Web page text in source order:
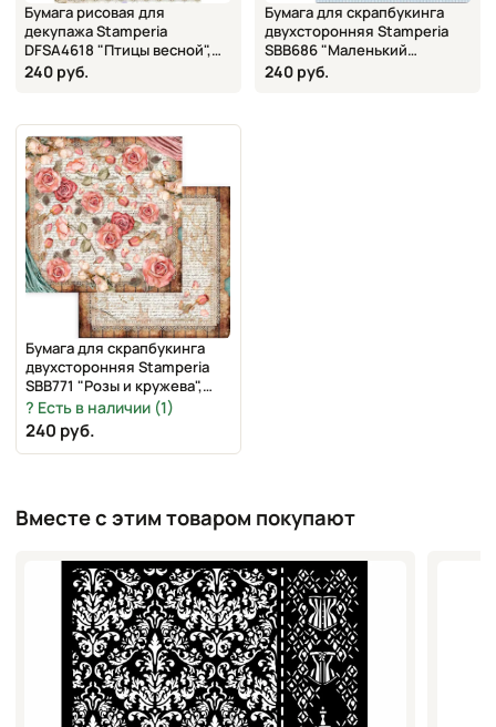
Бумага рисовая для
декупажа Stamperia
DFSA4618 "Птицы весной",
А4
240 руб.
Бумага для скрапбукинга
двухсторонняя Stamperia
SBB686 "Маленький
мальчик. Фон", 30,5х31,5 см
240 руб.
Бумага для скрапбукинга
двухсторонняя Stamperia
SBB771 "Розы и кружева",
30,5х31,5 см
Есть в наличии (1)
240 руб.
Вместе с этим товаром покупают